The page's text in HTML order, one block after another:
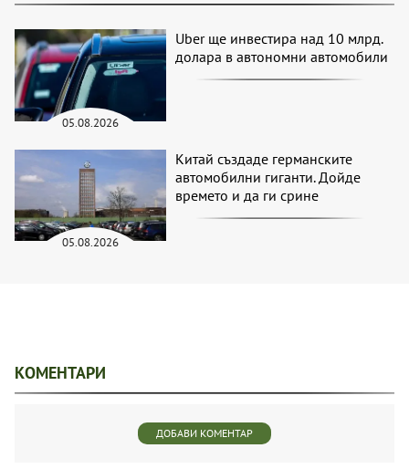
05.08.2026
Uber ще инвестира над 10 млрд.
долара в автономни автомобили
05.08.2026
Китай създаде германските
автомобилни гиганти. Дойде
времето и да ги срине
КОМЕНТАРИ
ДОБАВИ КОМЕНТАР